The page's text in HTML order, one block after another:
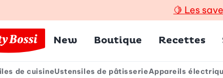
🍋 Les
Menu principal
New Boutique Recettes
de cuisineUstensiles de pâtisserieAppareils